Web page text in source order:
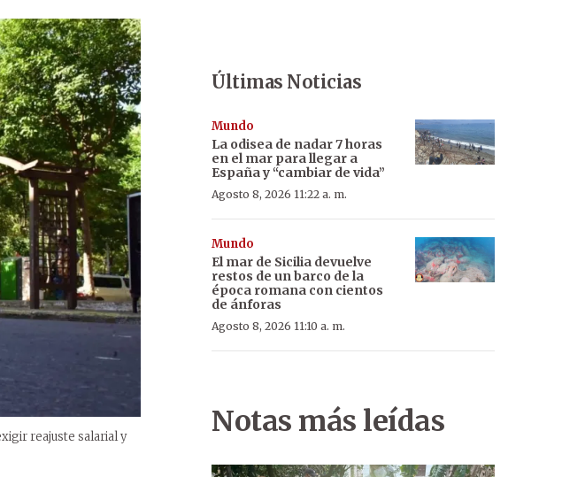
reajuste salarial y
Últimas Noticias
Mundo
La odisea de nadar 7 horas
en el mar para llegar a
España y “cambiar de vida”
Agosto 8, 2026 11:22 a. m.
Mundo
El mar de Sicilia devuelve
restos de un barco de la
época romana con cientos
de ánforas
Agosto 8, 2026 11:10 a. m.
Notas más leídas